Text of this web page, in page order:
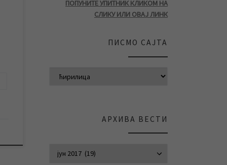
ПОПУНИТЕ УПИТНИК КЛИКОМ НА
СЛИКУ ИЛИ ОВАЈ ЛИНК
ПИСМО САЈТА
АРХИВА ВЕСТИ